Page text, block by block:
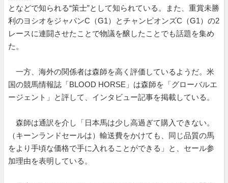
となどで知られる“策士”として知られている。また、重賞未勝
利のヨシオをジャパンC（G1）とチャンピオンズC（G1）の2
レースに連闘させたことで物議を醸したことでも話題を集め
た。
一方、海外の関係者は森師を高く評価しているようだ。米
国の競馬情報誌「BLOOD HORSE」は森師を「グローバルエ
ージェント」と評して、インタビュー記事を掲載している。
森師は通訳を介し「日本馬は少し高過ぎて購入できない。
（キーンランドセールは）輸送費をかけても、同じ品質の馬
をより手頃な価格で手に入れることができる」と、セール参
加理由を表明している。